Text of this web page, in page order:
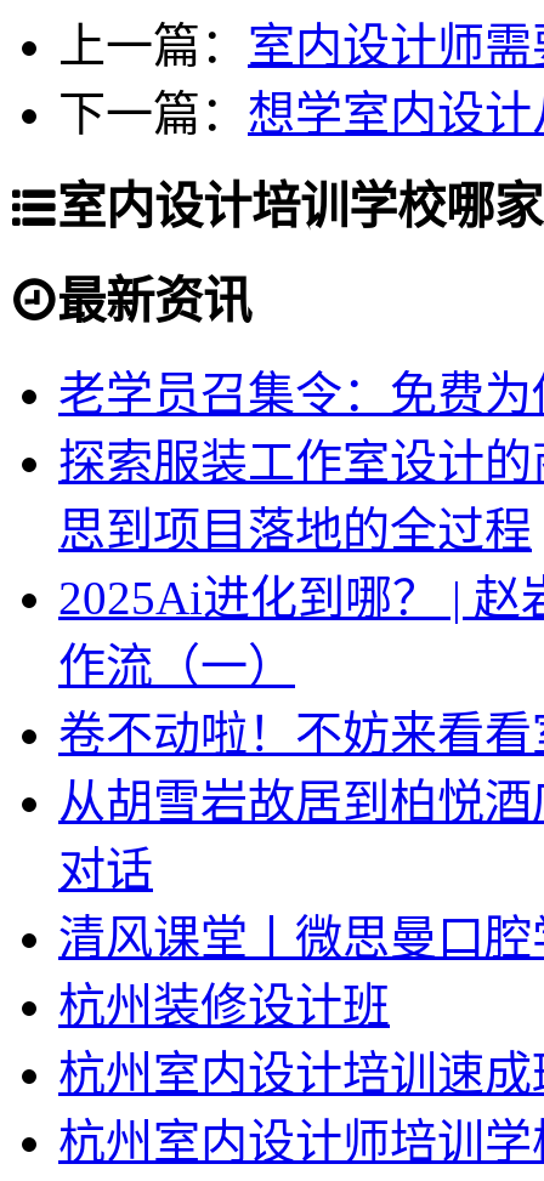
上一篇： 室内设计师
下一篇： 想学室内设
室内设计培训学校哪
最新资讯
老学员召集令：免费
探索服装工作室设计
思到项目落地的全过程
2025Ai进化到哪？ |
作流（一）
卷不动啦！不妨来看
从胡雪岩故居到柏悦
对话
清风课堂丨微思曼口
杭州装修设计班
杭州室内设计培训速成
杭州室内设计师培训